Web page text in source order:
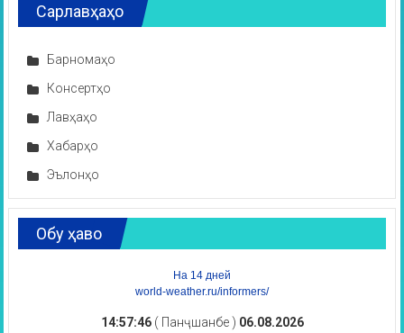
Сарлавҳаҳо
Барномаҳо
Консертҳо
Лавҳаҳо
Хабарҳо
Эълонҳо
Обу ҳаво
На 14 дней
world-weather.ru/informers/
14:57:46( Панҷшанбе ) 06.08.2026